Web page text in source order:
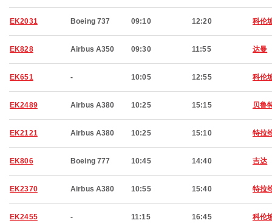
EK2031 Boeing 737 09:10 12:20 科伦
EK828 Airbus A350 09:30 11:55 达曼
EK651 - 10:05 12:55 科伦
EK2489 Airbus A380 10:25 15:15 贝鲁
EK2121 Airbus A380 10:25 15:10 特拉
EK806 Boeing 777 10:45 14:40 吉达
EK2370 Airbus A380 10:55 15:40 特拉
EK2455 - 11:15 16:45 科伦